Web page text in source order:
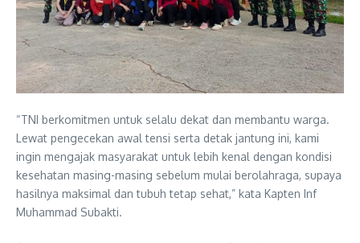
“TNI berkomitmen untuk selalu dekat dan membantu warga.
Lewat pengecekan awal tensi serta detak jantung ini, kami
ingin mengajak masyarakat untuk lebih kenal dengan kondisi
kesehatan masing-masing sebelum mulai berolahraga, supaya
hasilnya maksimal dan tubuh tetap sehat,” kata Kapten Inf
Muhammad Subakti.